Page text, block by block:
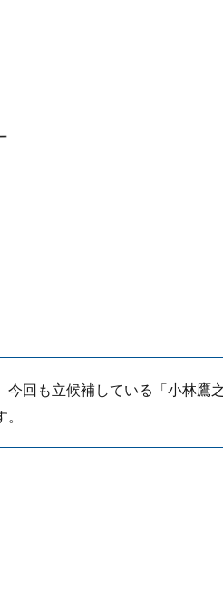
回も立候補している「小林鷹